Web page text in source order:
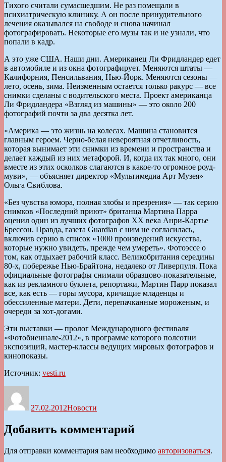
Тихого считали сумасшедшим. Не раз помещали в
психиатрическую клинику. А он после принудительного
лечения оказывался на свободе и снова начинал
фотографировать. Некоторые его музы так и не узнали, что
попали в кадр.
А это уже США. Наши дни. Американец Ли Фридландер едет
в автомобиле и из окна фотографирует. Меняются штаты —
Калифорния, Пенсильвания, Нью-Йорк. Меняются сезоны —
лето, осень, зима. Неизменным остается только ракурс — все
снимки сделаны с водительского места. Проект американца
Ли Фридландера «Взгляд из машины» — это около 200
фотографий почти за два десятка лет.
«Америка — это жизнь на колесах. Машина становится
главным героем. Черно-белая невероятная отчетливость,
которая вынимает эти снимки из времени и пространства и
делает каждый из них метафорой. И, когда их так много, они
вместе из этих осколков слагаются в какое-то огромное роуд-
муви», — объясняет директор «Мультимедиа Арт Музея»
Ольга Свиблова.
«Без чувства юмора, полная злобы и презрения» — так серию
снимков «Последний приют» британца Мартина Парра
оценил один из лучших фотографов XX века Анри-Картье
Брессон. Правда, газета Guardian с ним не согласилась,
включив серию в список «1000 произведений искусства,
которые нужно увидеть, прежде чем умереть». Фотоэссе о
том, как отдыхает рабочий класс. Великобритания середины
80-х, побережье Нью-Брайтона, недалеко от Ливерпуля. Пока
официальные фотографы снимали образцово-показательные,
как из рекламного буклета, репортажи, Мартин Парр показал
все, как есть — горы мусора, кричащие младенцы и
обессиленные матери. Дети, перепачканные мороженым, и
очереди за хот-догами.
Эти выставки — пролог Международного фестиваля
«Фотобиеннале-2012», в программе которого полсотни
экспозиций, мастер-классы ведущих мировых фотографов и
кинопоказы.
Источник: vesti.ru
27.02.2012Новости
Добавить комментарий
Для отправки комментария вам необходимо авторизоваться.